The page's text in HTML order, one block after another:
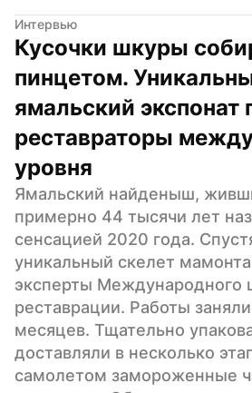
Интервью
Кусочки шкуры
пинцетом.
ямальский экспонат
реставраторы
уровня
Ямальский найденыш,
примерно 44 тысячи лет
сенсацией 2020 года.
уникальный скелет
эксперты Международного
реставрации. Работы
месяцев. Тщательно
доставляли в несколько
самолетом замороженные